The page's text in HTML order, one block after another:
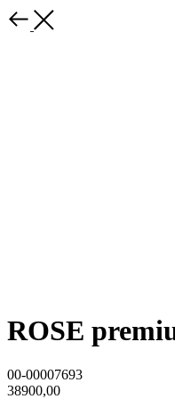
ROSE
00-00007693
38900,00